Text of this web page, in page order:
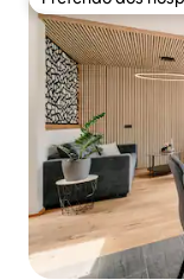
Preferido dos